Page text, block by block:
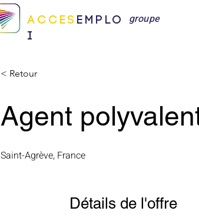
ACCES EMPLO
I
groupe
< Retour
Agent
Saint-Agrève, France
Détails de l'offre